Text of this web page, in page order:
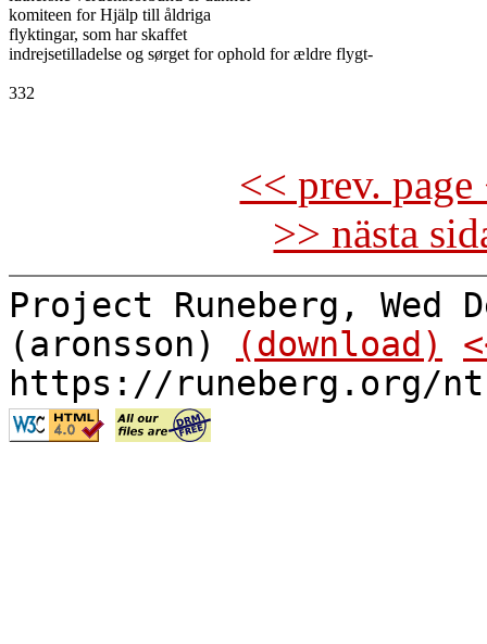
komiteen for Hjälp till åldriga
flyktingar, som har skaffet
indrejsetilladelse og sørget for ophold for ældre flygt-
332
<< prev.
>> nästa
Project Runeberg, Wed
(aronsson)
(download)
https://runeberg.org/